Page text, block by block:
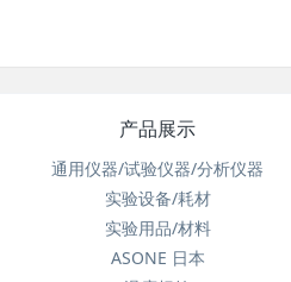
产品展示
通用仪器/试验仪器/分析仪器
实验设备/耗材
实验用品/材料
ASONE 日本